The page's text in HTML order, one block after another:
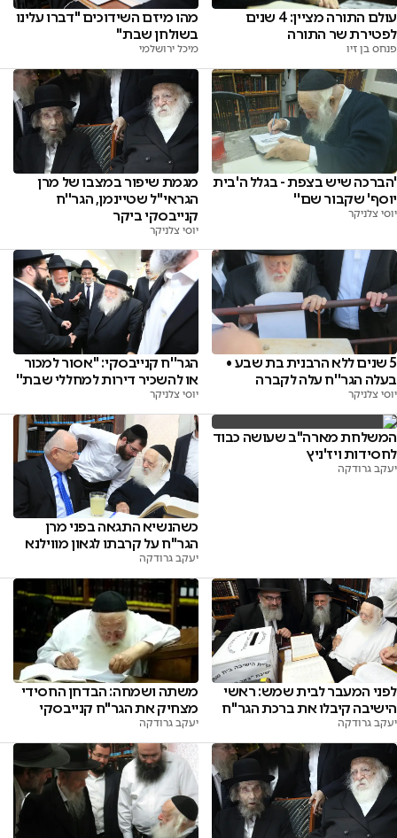
עולם התורה מציין: 4 שנים
לפטירת שר התורה
פנחס בן זיו
מהו מיזם השידוכים "דברו עלינו
בשולחן שבת"
מיכל ירושלמי
'הברכה שיש בצפת - בגלל ה'בית
יוסף' שקבור שם''
יוסי צלניקר
מגמת שיפור במצבו של מרן
הגראי''ל שטיינמן, הגר''ח
קנייבסקי ביקר
יוסי צלניקר
5 שנים ללא הרבנית בת שבע •
בעלה הגר''ח עלה לקברה
יוסי צלניקר
הגר''ח קנייבסקי: ''אסור למכור
או להשכיר דירות למחללי שבת''
יוסי צלניקר
המשלחת מארה"ב שעושה כבוד
לחסידות ויז'ניץ
יעקב גרודקה
כשהנשיא התגאה בפני מרן
הגר"ח על קרבתו לגאון מווילנא
יעקב גרודקה
לפני המעבר לבית שמש: ראשי
הישיבה קיבלו את ברכת הגר"ח
יעקב גרודקה
משתה ושמחה: הבדחן החסידי
מצחיק את הגר"ח קנייבסקי
יעקב גרודקה